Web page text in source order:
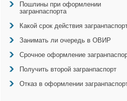
Пошлины при оформлении
загранпаспорта
Какой срок действия
Занимать ли очередь в ОВИР
Срочное оформление
Получить второй загранпаспорт
Отказ в оформлении